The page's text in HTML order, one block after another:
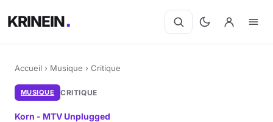
KRINEIN
Accueil › Musique › Critique
MUSIQUE CRITIQUE
Korn - MTV Unplugged